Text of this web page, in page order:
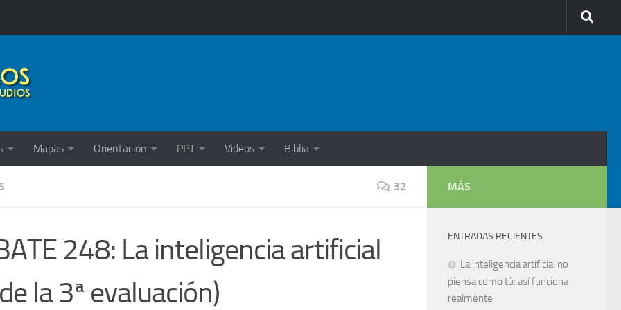
Mapas Orientación PPT Videos Biblia
32
248: La inteligencia artificial
la 3ª evaluación)
MÁS
ENTRADAS RECIENTES
La inteligencia artificial no
piensa como tú: así funciona
realmente